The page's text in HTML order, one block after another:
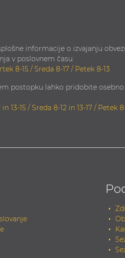
informacije o izvajanju
v poslovnem času:
8-15 / Sreda 8-17 / Petek 8-13
postopku lahko pridobite osebno
13-15 / Sreda 8-12 in 13-17 / Petek